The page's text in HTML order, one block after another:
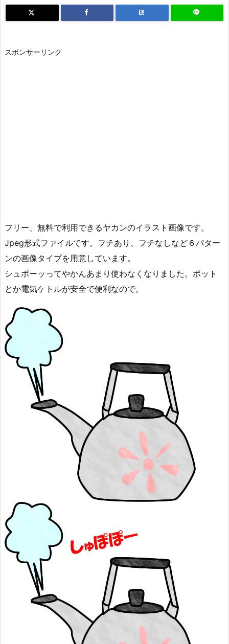
B!
スポンサーリンク
フリー、無料で利用できるヤカンのイラスト画像です。
Jpeg形式ファイルです。フチあり、フチなしなど６パター
ンの画像タイプを用意しています。
シュポーッってやかんあまり使わなくなりました。ポット
とか電気ケトルが安全で便利なので。